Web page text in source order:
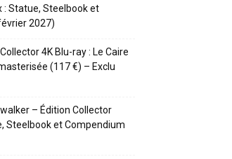
: Statue, Steelbook et
2027)
4K Blu-ray : Le Caire
(117 €) – Exclu
– Édition Collector
Steelbook et Compendium